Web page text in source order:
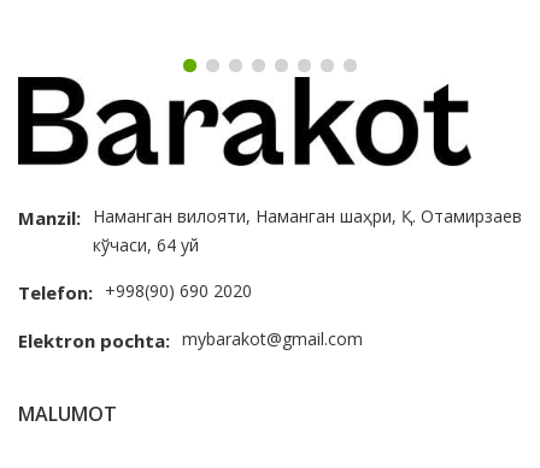
Manzil: Наманган вилояти, Наманган шаҳри, Қ. Отамирзаев
кўчаси, 64 уй
Telefon: +998(90) 690 2020
Elektron pochta: mybarakot@gmail.com
MALUMOT